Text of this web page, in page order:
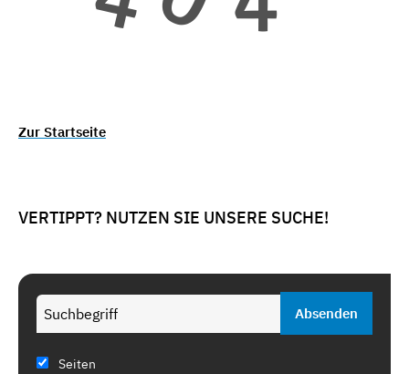
Zur Startseite
VERTIPPT? NUTZEN SIE UNSERE SUCHE!
Seiten